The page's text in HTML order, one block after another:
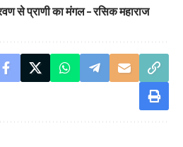
से प्राणी का मंगल – रसिक महाराज